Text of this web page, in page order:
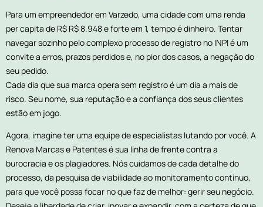
Para um empreendedor em Varzedo, uma cidade com uma renda
per capita de R$ R$ 8.948 e forte em 1, tempo é dinheiro. Tentar
navegar sozinho pelo complexo processo de registro no INPI é um
convite a erros, prazos perdidos e, no pior dos casos, a negação do
seu pedido.
Cada dia que sua marca opera sem registro é um dia a mais de
risco. Seu nome, sua reputação e a confiança dos seus clientes
estão em jogo.
Agora, imagine ter uma equipe de especialistas lutando por você. A
Renova Marcas e Patentes é sua linha de frente contra a
burocracia e os plagiadores. Nós cuidamos de cada detalhe do
processo, da pesquisa de viabilidade ao monitoramento contínuo,
para que você possa focar no que faz de melhor: gerir seu negócio.